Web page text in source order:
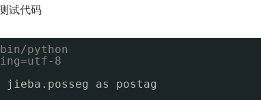
试代码
python
8
jieba.posseg as postag